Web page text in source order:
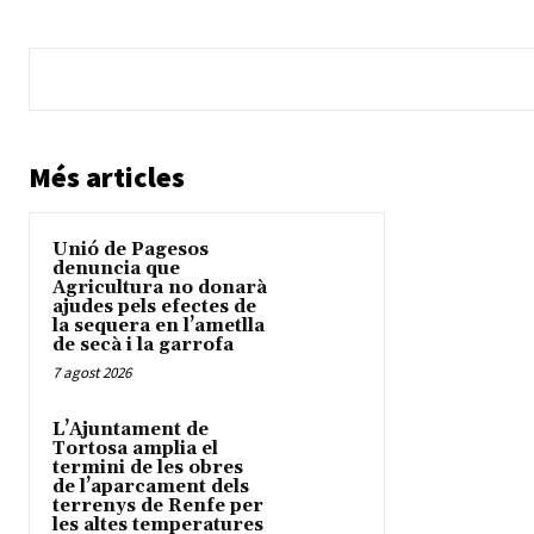
Més articles
Unió de Pagesos
denuncia que
Agricultura no donarà
ajudes pels efectes de
la sequera en l’ametlla
de secà i la garrofa
7 agost 2026
L’Ajuntament de
Tortosa amplia el
termini de les obres
de l’aparcament dels
terrenys de Renfe per
les altes temperatures